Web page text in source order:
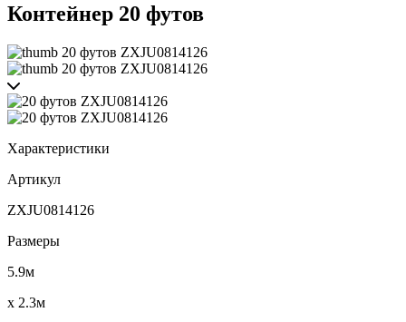
Контейнер 20 футов
Характеристики
Артикул
ZXJU0814126
Размеры
5.9м
x 2.3м